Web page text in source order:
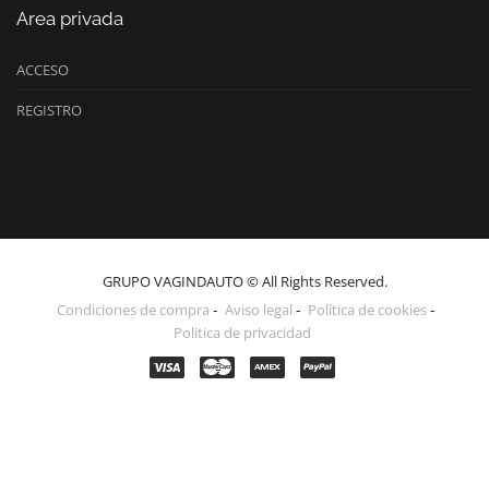
Area privada
ACCESO
REGISTRO
GRUPO VAGINDAUTO © All Rights Reserved.
Condiciones de compra
Aviso legal
Política de cookies
Politica de privacidad